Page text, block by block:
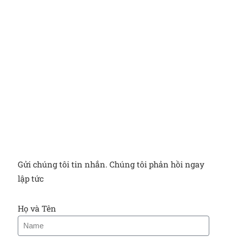
Gửi chúng tôi tin nhắn. Chúng tôi phản hồi ngay
lập tức
Họ và Tên